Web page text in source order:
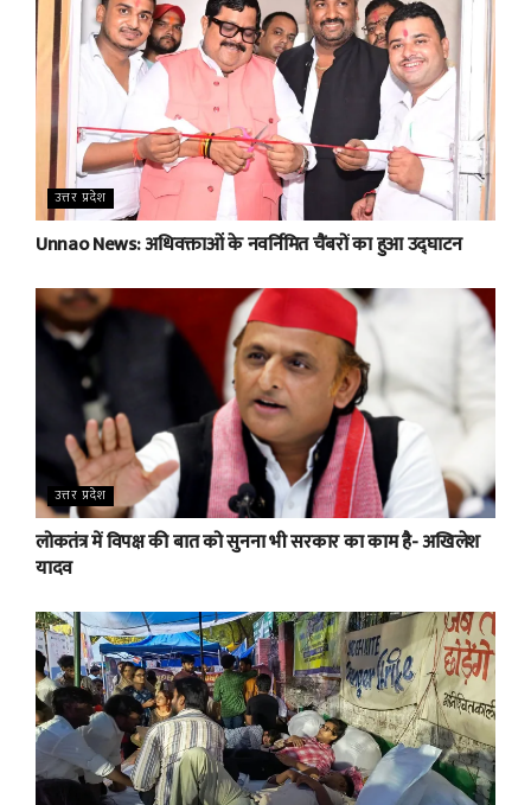
उत्तर प्रदेश
Unnao News: अधिवक्ताओं के नवर्निमित चैंबरों का हुआ उद्घाटन
उत्तर प्रदेश
लोकतंत्र में विपक्ष की बात को सुनना भी सरकार का काम है- अखिलेश
यादव